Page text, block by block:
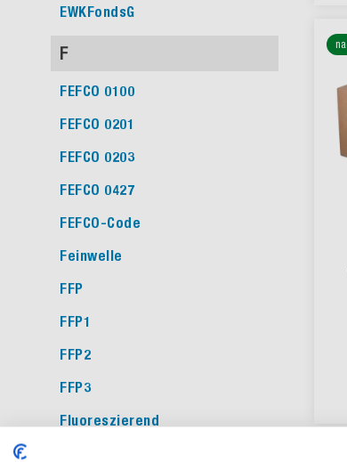
EWKFondsG
F
FEFCO 0100
FEFCO 0201
FEFCO 0203
FEFCO 0427
FEFCO-Code
Feinwelle
FFP
FFP1
FFP2
FFP3
Fluoreszierend